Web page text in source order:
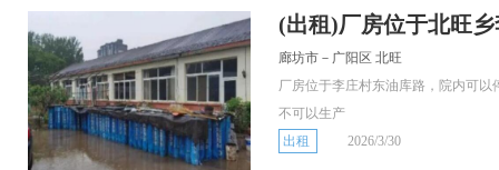
(出租)厂房位于北旺
廊坊市－广阳区 北旺
厂房位于李庄村东油库路，院内可
不可以生产
出租
2026/3/30